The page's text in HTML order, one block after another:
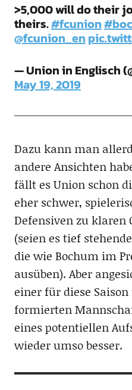
>5,000 will do their
theirs.#fcunion
@fcunion_en
— Union in Englisch
May 19, 2019
Dazu kann man
andere Ansichten
fällt es Union schon
eher schwer,
Defensiven zu klaren
(seien es tief
die wie Bochum im
ausüben). Aber
einer für diese
formierten
eines potentiellen
wieder umso besser.